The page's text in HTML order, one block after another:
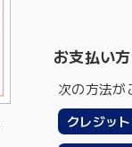
お支払い
次の方法が
クレジッ